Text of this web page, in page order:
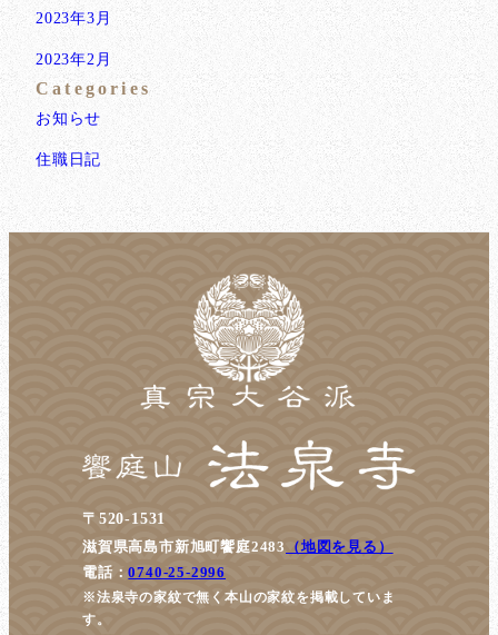
2023年3月
2023年2月
Categories
お知らせ
住職日記
〒520-1531
滋賀県高島市新旭町饗庭2483
（地図を見る）
電話：0740-25-2996
※法泉寺の家紋で無く本山の家紋を掲載していま
す。